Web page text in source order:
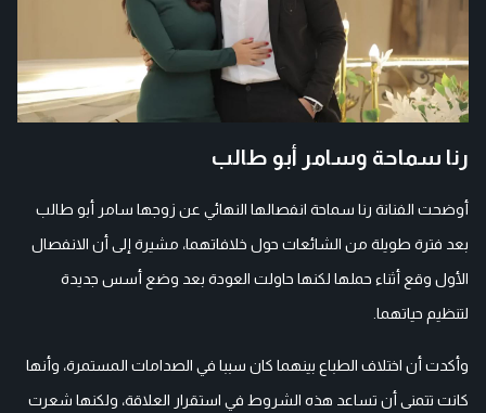
رنا سماحة وسامر أبو طالب
أوضحت الفنانة رنا سماحة انفصالها النهائي عن زوجها سامر أبو طالب
بعد فترة طويلة من الشائعات حول خلافاتهما، مشيرة إلى أن الانفصال
الأول وقع أثناء حملها لكنها حاولت العودة بعد وضع أسس جديدة
لتنظيم حياتهما.
وأكدت أن اختلاف الطباع بينهما كان سببا في الصدامات المستمرة، وأنها
كانت تتمنى أن تساعد هذه الشروط في استقرار العلاقة، ولكنها شعرت